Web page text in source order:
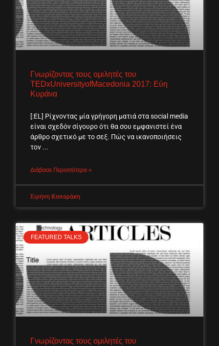
Γνωρίζοντας τους ομιλητές του
TEDxUniversityofMacedonia 2017: Εύη
Κυράνα
[:EL] Ρίχνοντας μία γρήγορη ματιά στα social media
είναι σχεδόν σίγουρο ότι θα σου εμφανιστεί ένα
άρθρο σχετικό με το σεξ. Πώς να ικανοποιήσεις
τον
Διάβασε Περισσότερα »
Ειρήνη Καπαράκη
FEATURED TALKS
Γνωρίζοντας τους ομιλητές του